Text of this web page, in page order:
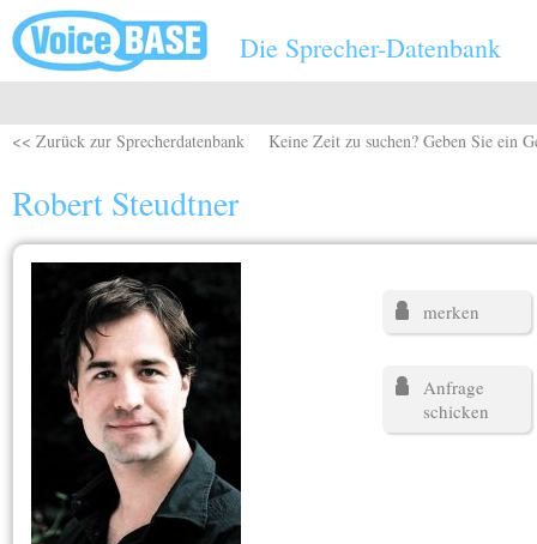
Direkt zum Inhalt
Die Sprecher-Datenbank
<< Zurück zur Sprecherdatenbank Keine Zeit zu suchen? Geben Sie ein
Robert Steudtner
merken
Anfrage
schicken